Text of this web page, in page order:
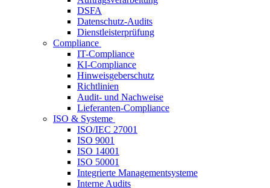
DSFA
Datenschutz-Audits
Dienstleisterprüfung
Compliance
IT-Compliance
KI-Compliance
Hinweisgeberschutz
Richtlinien
Audit- und Nachweise
Lieferanten-Compliance
ISO & Systeme
ISO/IEC 27001
ISO 9001
ISO 14001
ISO 50001
Integrierte Managementsysteme
Interne Audits